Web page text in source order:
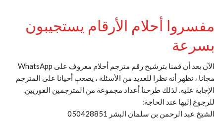
مفسروا أحلام الأرقام يستجيبون
بسرعة
الآن بعد أن قمنا بترشيح رقم مترجم أحلام معروف على WhatsApp
مجانا ، نظهر أنه نظرا للعديد من الأسئلة ، يصعب أحيانا على المترجم
الإجابة عليه. لذلك طرحنا أعداد مجموعة من المترجمين الفوريين.
للرجوع إليها عند الحاجة:
الشيخ عبد الرحمن بن سلمان البشر 050428851